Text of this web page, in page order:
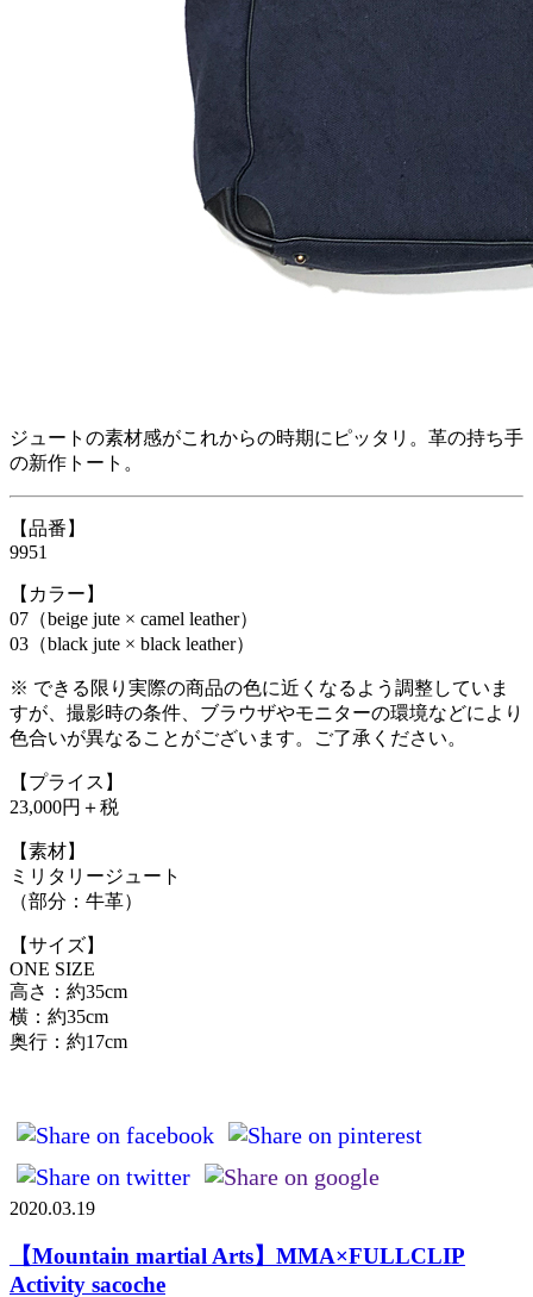
ジュートの素材感がこれからの時期にピッタリ。革の持ち手
の新作トート。
【品番】
9951
【カラー】
07（beige jute × camel leather）
03（black jute × black leather）
※ できる限り実際の商品の色に近くなるよう調整していま
すが、撮影時の条件、ブラウザやモニターの環境などにより
色合いが異なることがございます。ご了承ください。
【プライス】
23,000円＋税
【素材】
ミリタリージュート
（部分：牛革）
【サイズ】
ONE SIZE
高さ：約35cm
横：約35cm
奥行：約17cm
2020.03.19
【Mountain martial Arts】MMA×FULLCLIP
Activity sacoche